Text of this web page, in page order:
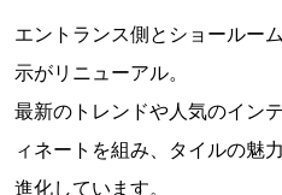
エントランス側とショールー
示がリニューアル。
最新のトレンドや人気のイン
ィネートを組み、タイルの魅
進化しています。